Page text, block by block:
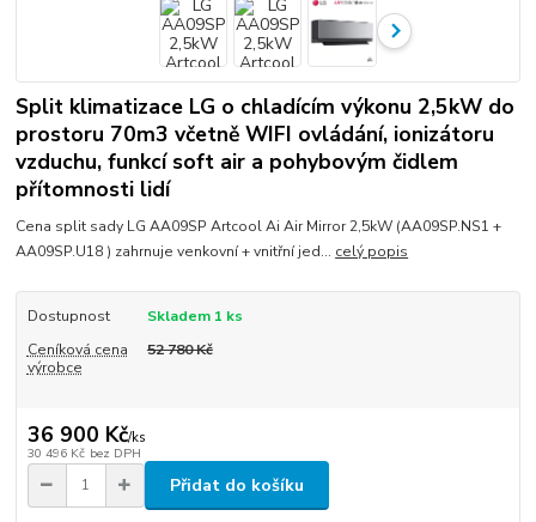
Split klimatizace LG o chladícím výkonu 2,5kW do
prostoru 70m3 včetně WIFI ovládání, ionizátoru
vzduchu, funkcí soft air a pohybovým čidlem
přítomnosti lidí
Cena split sady LG AA09SP Artcool Ai Air Mirror 2,5kW (AA09SP.NS1 +
AA09SP.U18 ) zahrnuje venkovní + vnitřní jed... celý popis
Dostupnost
Skladem 1 ks
Ceníková cena
výrobce
52 780 Kč
36 900 Kč/ks
30 496 Kč bez DPH
Přidat do košíku